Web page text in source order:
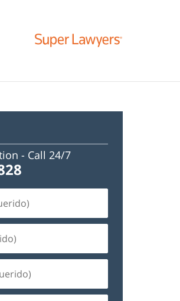
- Call 24/7